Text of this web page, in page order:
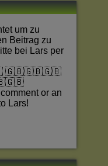
um zu
Beitrag zu
bei Lars per
🇬🇧🇬🇧🇬🇧
or an
Lars!